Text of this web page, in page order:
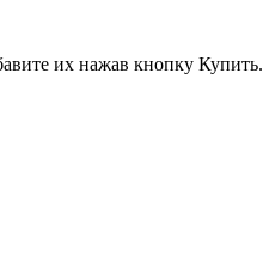
их нажав кнопку Купить.